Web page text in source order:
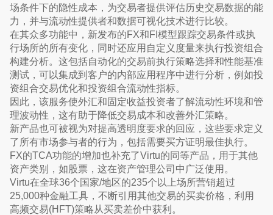
场条件下的隐性成本，为交易者提供评估历史交易数据的能
力，并与流动性提供者和数据可视化技术进行比较。
在其众多功能中，新发布的FX和FI模型跟踪交易条件或执
行场所的所有变化，同时还应用自定义度量来执行投资组合
构建分析。这包括自动化的交易前执行策略选择和性能基准
测试，可以集成到客户的内部应用程序中进行分析，例如投
资组合交易优化和投资组合流动性指标。
因此，该服务使外汇和固定收益投资者了解流动性环境和管
理波动性，这有助于降低交易成本和改善外汇策略。
新产品也可被视为对提高透明度要求的回应，这些要求定义
了所有市场参与者的行为，包括需要买方证明最佳执行。
FX的TCA功能的增加也补充了Virtu的同等产品，用于其他
资产类别，如股票，这在资产管理公司中广泛使用。
Virtu在全球36个国家/地区的235个以上场所营销超过
25,000种金融工具，不断引用其他交易的买卖价格，利用
高频交易(HFT)策略从买卖差价中获利。